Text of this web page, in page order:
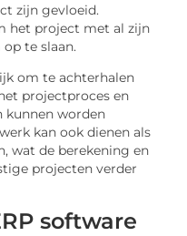
zijn gevloeid.
het project met al zijn
te slaan.
om te achterhalen
projectproces en
kunnen worden
kan ook dienen als
wat de berekening en
projecten verder
software